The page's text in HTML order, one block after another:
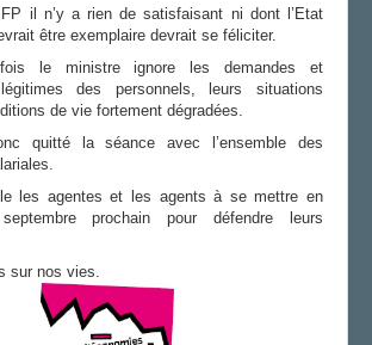
il n’y a rien de satisfaisant ni dont l’Etat
être exemplaire devrait se féliciter.
le ministre ignore les demandes et
des personnels, leurs situations
de vie fortement dégradées.
quitté la séance avec l’ensemble des
les agentes et les agents à se mettre en
prochain pour défendre leurs
sur nos vies.